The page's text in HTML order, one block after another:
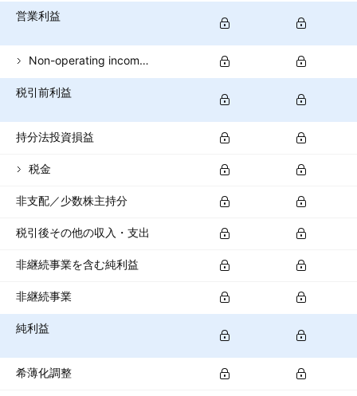
営業利益
Non-operating income (total)
税引前利益
持分法投資損益
税金
非支配／少数株主持分
税引後その他の収入・支出
非継続事業を含む純利益
非継続事業
純利益
希薄化調整